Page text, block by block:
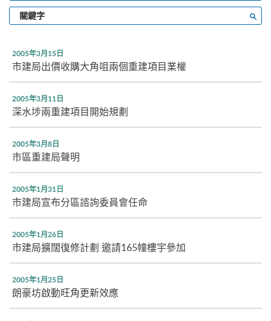
輸
入
鍵
字
2005年3月15日
市建局出價收購大角咀兩個重建項目業權
2005年3月11日
深水埗兩重建項目開始規劃
2005年3月8日
市區重建局聲明
2005年1月31日
市建局宣布分區諮詢委員會任命
2005年1月26日
市建局擴闊復修計劃 邀請165幢樓宇參加
2005年1月25日
朗豪坊啟動旺角更新效應